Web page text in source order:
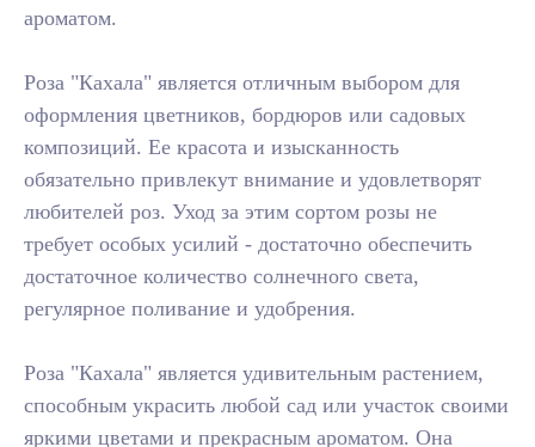
ароматом.
Роза "Кахала" является отличным выбором для
оформления цветников, бордюров или садовых
композиций. Ее красота и изысканность
обязательно привлекут внимание и удовлетворят
любителей роз. Уход за этим сортом розы не
требует особых усилий - достаточно обеспечить
достаточное количество солнечного света,
регулярное поливание и удобрения.
Роза "Кахала" является удивительным растением,
способным украсить любой сад или участок своими
яркими цветами и прекрасным ароматом. Она